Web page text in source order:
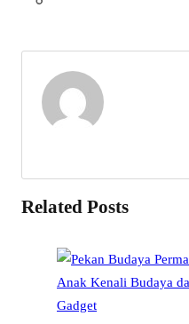
Related Posts